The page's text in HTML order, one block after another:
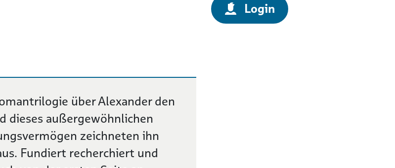
Login
über Alexander den
dieses außergewöhnlichen
zeichneten ihn
Fundiert recherchiert und